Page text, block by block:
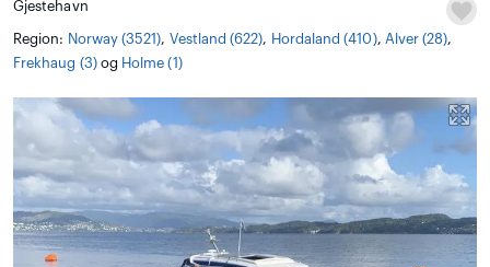
Gjestehavn
Region: Norway (3521), Vestland (622), Hordaland (410), Alver (28),
Frekhaug (3)og Holme (1)